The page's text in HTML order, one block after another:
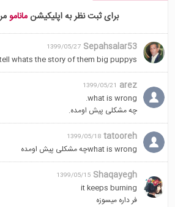
برای ثبت نظر به اپلیکیشنمانامو
Sepahsalar53
1399/05/27
whats the story of them big puppys
arez
1399/05/21
what is wrong.
چه مشکلی پیش اومده.
tatooreh
1399/05/18
what is wrongچه مشکلی پیش اومده
Shaqayegh
1399/05/15
it keeps burning
فر داره میسوزه